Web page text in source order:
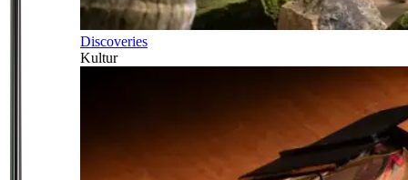
Discoveries
Kultur